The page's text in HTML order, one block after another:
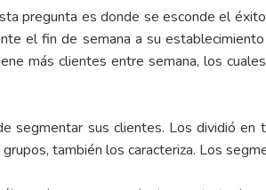
pregunta es donde se esconde el
el fin de semana a su
más clientes entre semana, los
segmentar sus clientes. Los dividió en
también los caracteriza. Los